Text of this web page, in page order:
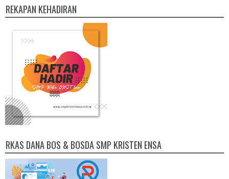
REKAPAN KEHADIRAN
RKAS DANA BOS & BOSDA SMP KRISTEN ENSA